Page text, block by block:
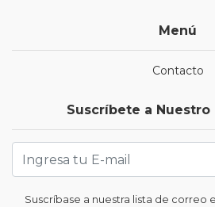
Menú
Contacto
Suscríbete a
Suscríbase a nuestra lista de correo